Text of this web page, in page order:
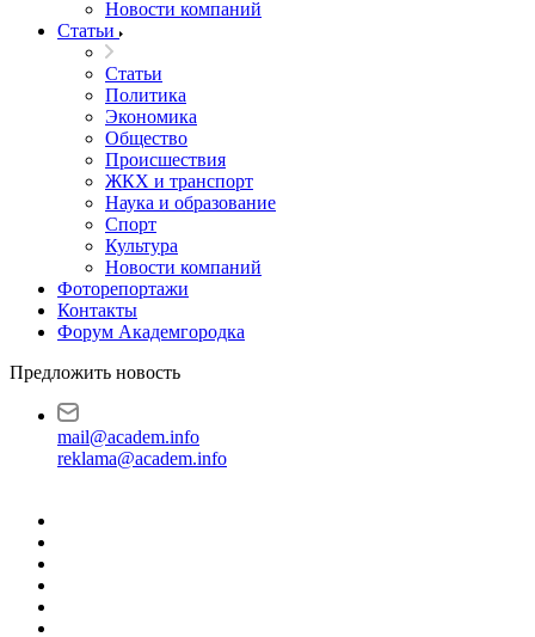
Новости компаний
Статьи
Статьи
Политика
Экономика
Общество
Происшествия
ЖКХ и транспорт
Наука и образование
Спорт
Культура
Новости компаний
Фоторепортажи
Контакты
Форум Академгородка
Предложить новость
mail@academ.info
reklama@academ.info